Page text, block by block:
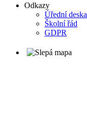
Odkazy
Úřední deska
Školní řád
GDPR